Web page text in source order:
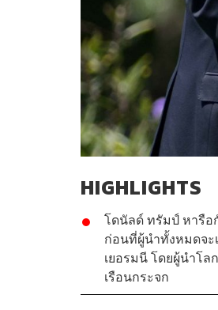
HIGHLIGHTS
โดนัลด์ ทรัมป์ หารือ
ก่อนที่ผู้นำทั้งหมดจะ
เยอรมนี โดยผู้นำโ
เรือนกระจก